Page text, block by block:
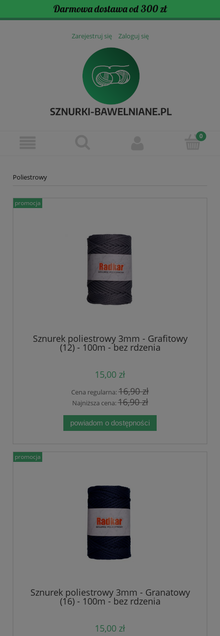
Darmowa dostawa od 300 zł
Zarejestruj się Zaloguj się
Poliestrowy
Sznurek poliestrowy 3mm - Grafitowy
(12) - 100m - bez rdzenia
15,00 zł
Cena regularna:16,90 zł
Najniższa cena:16,90 zł
powiadom o dostępności
promocja
Sznurek poliestrowy 3mm - Granatowy
(16) - 100m - bez rdzenia
15,00 zł
promocja